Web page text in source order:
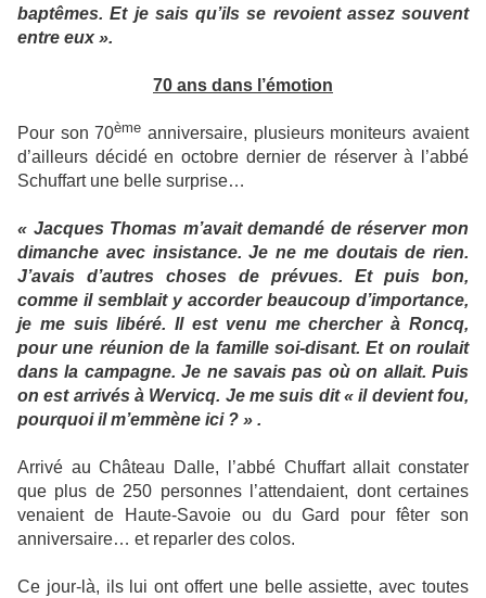
baptêmes. Et je sais qu’ils se revoient assez souvent
entre eux ».
70 ans dans l’émotion
Pour son 70ème anniversaire, plusieurs moniteurs avaient
d’ailleurs décidé en octobre dernier de réserver à l’abbé
Schuffart une belle surprise…
« Jacques Thomas m’avait demandé de réserver mon
dimanche avec insistance. Je ne me doutais de rien.
J’avais d’autres choses de prévues. Et puis bon,
comme il semblait y accorder beaucoup d’importance,
je me suis libéré. Il est venu me chercher à Roncq,
pour une réunion de la famille soi-disant. Et on roulait
dans la campagne. Je ne savais pas où on allait. Puis
on est arrivés à Wervicq. Je me suis dit « il devient fou,
pourquoi il m’emmène ici ? » .
Arrivé au Château Dalle, l’abbé Chuffart allait constater
que plus de 250 personnes l’attendaient, dont certaines
venaient de Haute-Savoie ou du Gard pour fêter son
anniversaire… et reparler des colos.
Ce jour-là, ils lui ont offert une belle assiette, avec toutes